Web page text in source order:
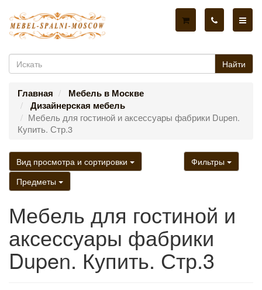
Найти
Главная
Мебель в Москве
Дизайнерская мебель
Мебель для гостиной и аксессуары фабрики Dupen.
Купить. Стр.3
Вид просмотра и сортировки
Фильтры
Предметы
Мебель для гостиной и
аксессуары фабрики
Dupen. Купить. Стр.3